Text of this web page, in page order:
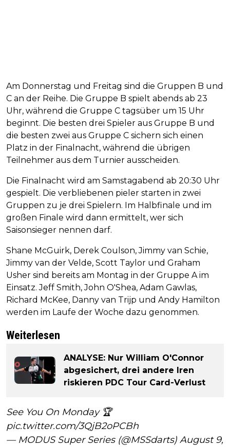
Am Donnerstag und Freitag sind die Gruppen B und
C an der Reihe. Die Gruppe B spielt abends ab 23
Uhr, während die Gruppe C tagsüber um 15 Uhr
beginnt. Die besten drei Spieler aus Gruppe B und
die besten zwei aus Gruppe C sichern sich einen
Platz in der Finalnacht, während die übrigen
Teilnehmer aus dem Turnier ausscheiden.
Die Finalnacht wird am Samstagabend ab 20:30 Uhr
gespielt. Die verbliebenen pieler starten in zwei
Gruppen zu je drei Spielern. Im Halbfinale und im
großen Finale wird dann ermittelt, wer sich
Saisonsieger nennen darf.
Shane McGuirk, Derek Coulson, Jimmy van Schie,
Jimmy van der Velde, Scott Taylor und Graham
Usher sind bereits am Montag in der Gruppe A im
Einsatz. Jeff Smith, John O'Shea, Adam Gawlas,
Richard McKee, Danny van Trijp und Andy Hamilton
werden im Laufe der Woche dazu genommen.
Weiterlesen
ANALYSE: Nur William O'Connor
abgesichert, drei andere Iren
riskieren PDC Tour Card-Verlust
See You On Monday 🏆
pic.twitter.com/3QjB2oPCBh
— MODUS Super Series (@MSSdarts) August 9,